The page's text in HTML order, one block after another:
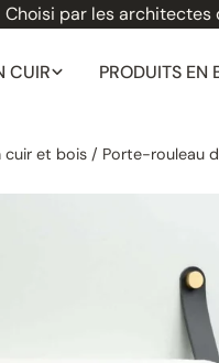
Choisi par les
CUIR PRODUITS EN
et bois / Porte-rouleau